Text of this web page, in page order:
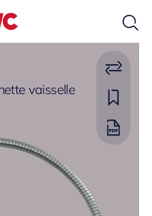
vaisselle